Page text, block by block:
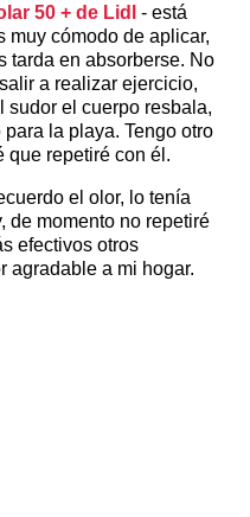
50 + de Lidl
- está
muy cómodo de aplicar,
tarda en absorberse. No
a realizar ejercicio,
sudor el cuerpo resbala,
la playa. Tengo otro
que repetiré con él.
el olor, lo tenía
de momento no repetiré
efectivos otros
agradable a mi hogar.